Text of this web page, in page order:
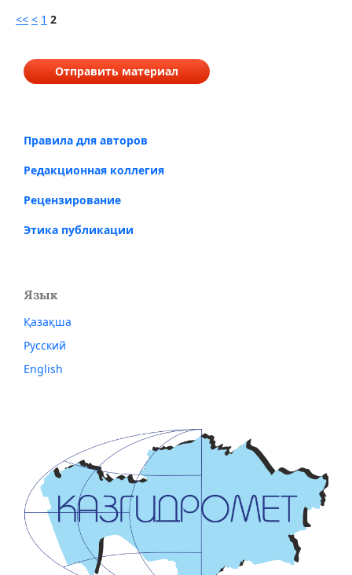
<< < 1 2
Отправить материал
Правила для авторов
Редакционная коллегия
Рецензирование
Этика публикации
Язык
Қазақша
Русский
English